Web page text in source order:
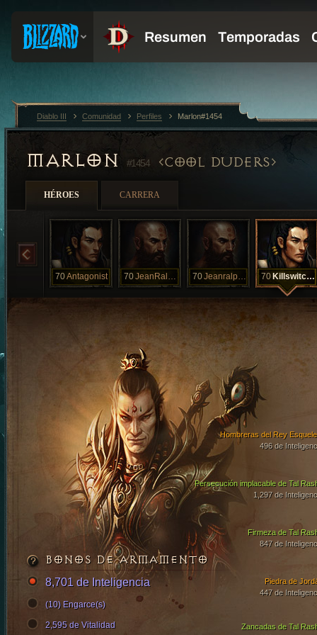
MARLON #1454 COOL DUDERS
HÉROES CARRERA
70Antagonist 70 JeanRalphio 70 Jeanralphio 70 Killswitcher
Persecución implacable de Tal
1,297 de
Firmeza de Tal
847 de
Hombreras del Rey
496 de
Zancadas de Tal
Piedra de
447 de
BONOS DE ARMAMENTO
8,701 de Inteligencia
(10) Engarce(s)
2,595 de Vitalidad
Diablo III Comunidad Perfiles Marlon#1454